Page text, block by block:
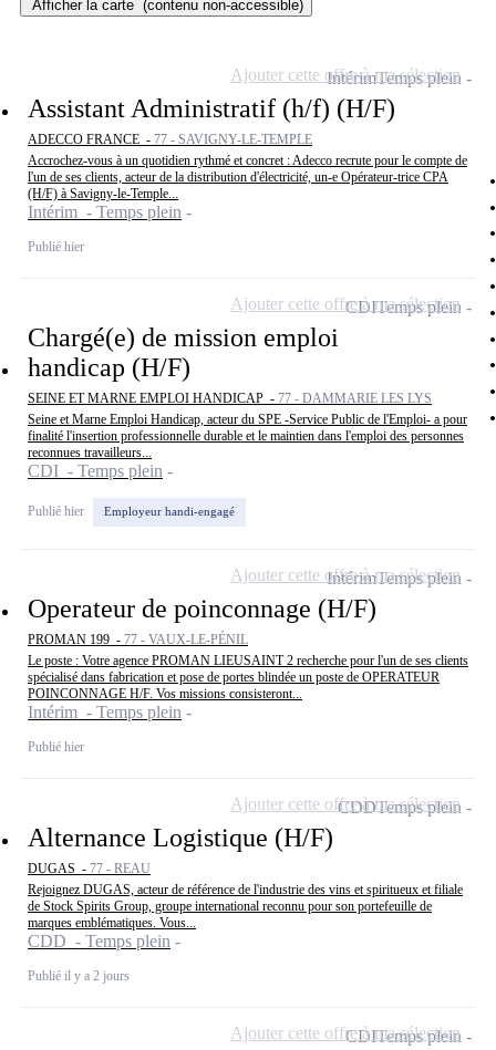
Afficher la carte (contenu non-accessible)
Assistant Administratif (h/f) (H/F)
ADECCO FRANCE - 77 - SAVIGNY-LE-TEMPLE
Accrochez-vous à un quotidien rythmé et concret : Adecco recrute pour le compte de
l'un de ses clients, acteur de la distribution d'électricité, un-e Opérateur-trice CPA
(H/F) à Savigny-le-Temple...
Intérim - Temps plein
Publié hier
IntérimTemps plein
Ajouter cette offre à ma sélection
Chargé(e) de mission emploi
handicap (H/F)
SEINE ET MARNE EMPLOI HANDICAP - 77 - DAMMARIE LES LYS
Seine et Marne Emploi Handicap, acteur du SPE -Service Public de l'Emploi- a pour
finalité l'insertion professionnelle durable et le maintien dans l'emploi des personnes
reconnues travailleurs...
CDI - Temps plein
Publié hier Employeur handi-engagé
CDITemps plein
Ajouter cette offre à ma sélection
Operateur de poinconnage (H/F)
PROMAN 199 - 77 - VAUX-LE-PÉNIL
Le poste : Votre agence PROMAN LIEUSAINT 2 recherche pour l'un de ses clients
spécialisé dans fabrication et pose de portes blindée un poste de OPERATEUR
POINCONNAGE H/F. Vos missions consisteront...
Intérim - Temps plein
Publié hier
IntérimTemps plein
Ajouter cette offre à ma sélection
Alternance Logistique (H/F)
DUGAS - 77 - REAU
Rejoignez DUGAS, acteur de référence de l'industrie des vins et spiritueux et filiale
de Stock Spirits Group, groupe international reconnu pour son portefeuille de
marques emblématiques. Vous...
CDD - Temps plein
Publié il y a 2 jours
CDDTemps plein
Ajouter cette offre à ma sélection
CDITemps plein
Ajouter cette offre à ma sélection